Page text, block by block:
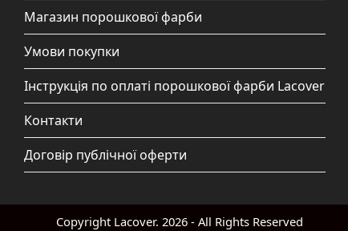
Магазин порошкової фарби
Умови покупки
Інструкція по оплаті порошкової фарби Lacover
Контакти
Договір публічної оферти
Copyright Lacover. 2026 - All Rights Reserved